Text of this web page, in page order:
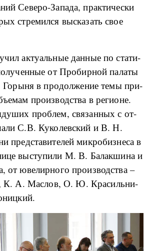
Се­ве­ро-За­па­да, пра­к­ти­че­ски
стре­ми­л­ся вы­ска­зать свое
ак­ту­аль­ные дан­ные по ста­ти­
от Про­би­р­ной па­ла­ты
Го­ры­ня в про­дол­же­ние те­мы при­
про­из­вод­ства в ре­ги­о­не.
про­б­лем, свя­за­н­ных с от­
С.В. Ку­ко­лев­ский и В. Н.
пред­ста­ви­те­лей ми­к­ро­биз­не­са в
вы­сту­пи­ли М. В. Ба­ла­к­ши­на и
юве­ли­р­но­го про­из­вод­ства –
К. А. Мас­лов, О. Ю. Кра­силь­ни­